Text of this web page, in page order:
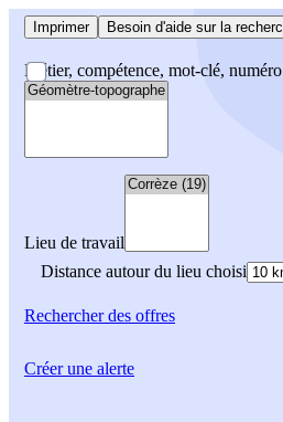
Imprimer Besoin d'aide sur la
Métier, compétence, mot-clé,
Lieu de travail
Distance autour du lieu choisi
Rechercherdes offres
Créer une alerte